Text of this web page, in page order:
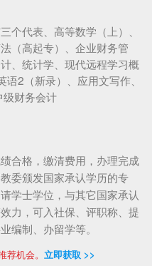
个代表、高等数学（上）、
（高起专）、企业财务管
、统计学、现代远程学习概
2（新录）、应用文写作、
财务会计
合格，缴清费用，办理完成
委颁发国家承认学历的专
学士学位，与其它国家承认
力，可入社保、评职称、提
编制、办留学等。
机会。 立即获取 >>